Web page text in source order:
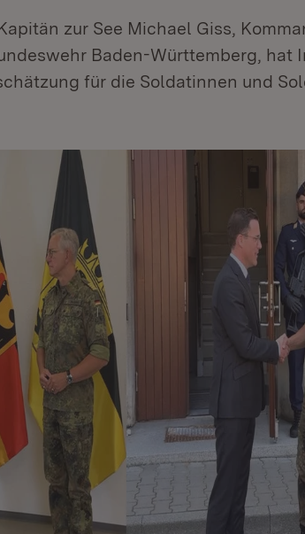
zur See Michael Giss,
Baden-Württemberg, hat
für die Soldatinnen und